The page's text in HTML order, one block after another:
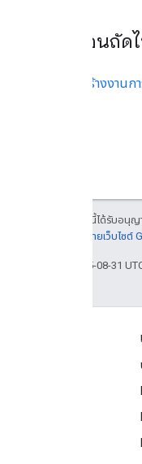
ขั้นตอนถัด
สร้างงานก
เนื้อหาของหน้าเว็บนี้ได้รับอนุญ
นโยบายเว็บไซ
อัปเดตล่าสุด 2025-08-31